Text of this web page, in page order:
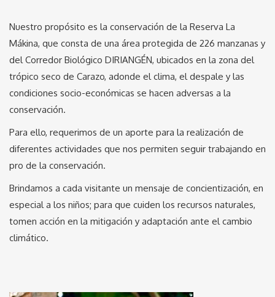
Nuestro propósito es la conservación de la Reserva La
Mákina, que consta de una área protegida de 226 manzanas y
del Corredor Biológico DIRIANGÉN, ubicados en la zona del
trópico seco de Carazo, adonde el clima, el despale y las
condiciones socio-económicas se hacen adversas a la
conservación.
Para ello, requerimos de un aporte para la realización de
diferentes actividades que nos permiten seguir trabajando en
pro de la conservación.
Brindamos a cada visitante un mensaje de concientización, en
especial a los niños; para que cuiden los recursos naturales,
tomen acción en la mitigación y adaptación ante el cambio
climático.